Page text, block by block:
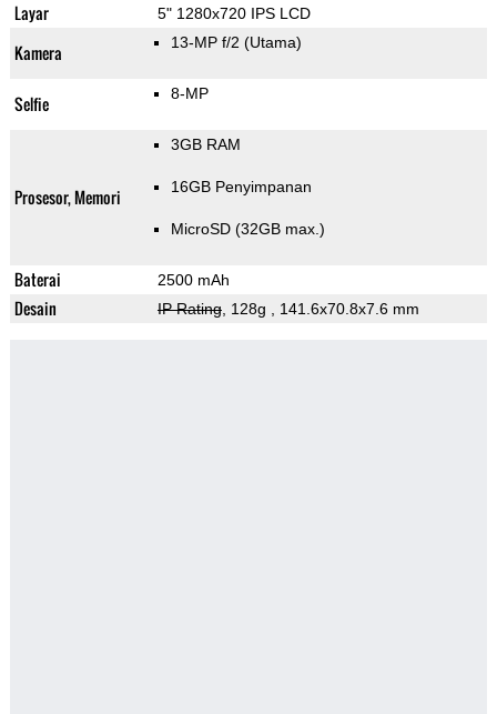
Layar 5" 1280x720 IPS LCD
Kamera 13-MP f/2 (Utama)
Selfie 8-MP
Prosesor, Memori
3GB RAM
16GB Penyimpanan
MicroSD (32GB max.)
Baterai 2500 mAh
Desain IP Rating, 128g , 141.6x70.8x7.6 mm